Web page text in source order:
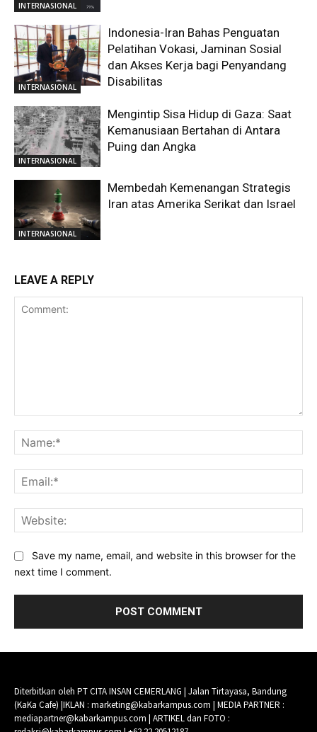
INTERNASIONAL
INTERNASIONAL
Indonesia-Iran Bahas Penguatan
Pelatihan Vokasi, Jaminan Sosial
dan Akses Kerja bagi Penyandang
Disabilitas
INTERNASIONAL
Mengintip Sisa Hidup di Gaza: Saat
Kemanusiaan Bertahan di Antara
Puing dan Angka
INTERNASIONAL
Membedah Kemenangan Strategis
Iran atas Amerika Serikat dan Israel
LEAVE A REPLY
Save my name, email, and website in this browser for the
next time I comment.
Diterbitkan oleh PT CITA INSAN CEMERLANG | Jalan Tirtayasa, Bandung
(KaKa Cafe) |IKLAN : marketing@kabarkampus.com | MEDIA PARTNER :
mediapartner@kabarkampus.com | ARTIKEL dan FOTO :